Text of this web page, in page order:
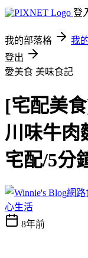
登
我的部落格 我
登出
愛美食 美味食記
[宅配美
川味牛肉
宅配/5分
心生活
8年前